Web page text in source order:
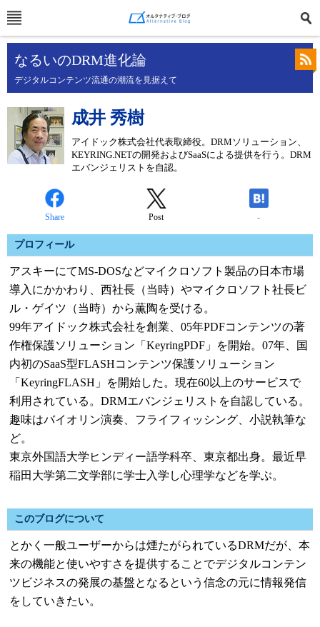
なるいのDRM進化論
デジタルコンテンツ流通の潮流を見据えて
成井 秀樹
アイドック株式会社代表取締役。DRMソリューション、
KEYRING.NETの開発およびSaaSによる提供を行う。DRM
エバンジェリストを自認。
Share Post -
プロフィール
アスキーにてMS-DOSなどマイクロソフト製品の日本市場
導入にかかわり、西社長（当時）やマイクロソフト社長ビ
ル・ゲイツ（当時）から薫陶を受ける。
99年アイドック株式会社を創業、05年PDFコンテンツの著
作権保護ソリューション「KeyringPDF」を開始。07年、国
内初のSaaS型FLASHコンテンツ保護ソリューション
「KeyringFLASH」を開始した。現在60以上のサービスで
利用されている。DRMエバンジェリストを自認している。
趣味はバイオリン演奏、フライフィッシング、小説執筆な
ど。
東京外国語大学ヒンディー語学科卒、東京都出身。最近早
稲田大学第二文学部に学士入学し心理学などを学ぶ。
このブログについて
とかく一般ユーザーからは煙たがられているDRMだが、本
来の機能と使いやすさを提供することでデジタルコンテン
ツビジネスの発展の基盤となるという信念の元に情報発信
をしていきたい。